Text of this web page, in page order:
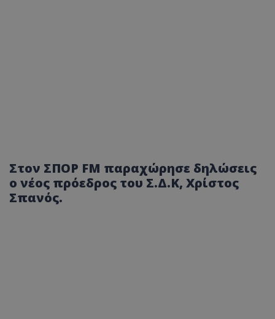
Στον ΣΠΟΡ FM παραχώρησε δηλώσεις
ο νέος πρόεδρος του Σ.Δ.Κ, Χρίστος
Σπανός.